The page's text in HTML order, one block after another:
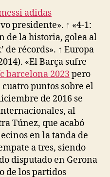
presidente». ↑ «4-1:
de la historia, golea al
de récords». ↑ Europa
«El Barça sufre
barcelona 2023 pero
puntos sobre el
de 2016 se
al
Túnez, que acabó
en la tanda de
a tres, siendo
disputado en Gerona
de los partidos